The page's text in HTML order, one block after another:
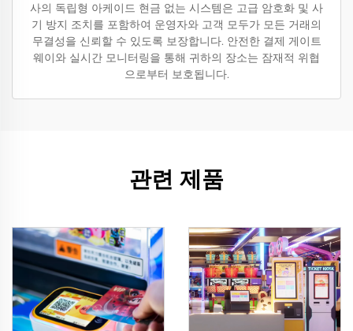
사의 독립형 아케이드 현금 없는 시스템은 고급 암호화 및 사
기 방지 조치를 포함하여 운영자와 고객 모두가 모든 거래의
무결성을 신뢰할 수 있도록 보장합니다. 안전한 결제 게이트
웨이와 실시간 모니터링을 통해 귀하의 장소는 잠재적 위협
으로부터 보호됩니다.
관련 제품